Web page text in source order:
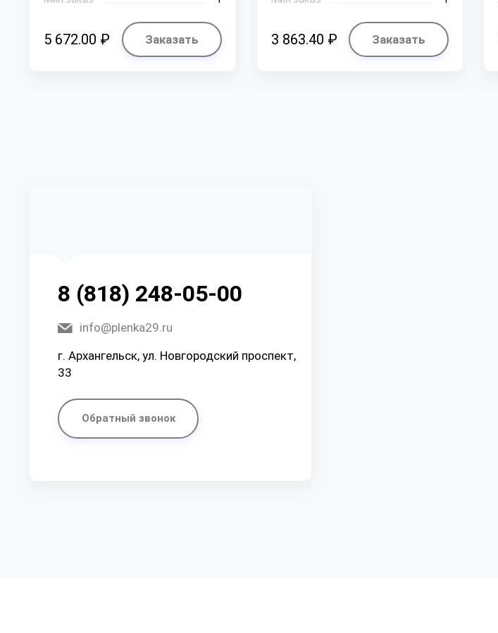
5 672.00 ₽ Заказать 3 863.40 ₽ Заказать
8 (818) 248-05-00
info@plenka29.ru
г. Архангельск, ул. Новгородский проспект,
33
Обратный звонок